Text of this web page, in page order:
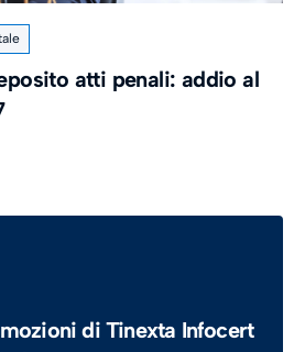
atti penali: addio al
di Tinexta Infocert